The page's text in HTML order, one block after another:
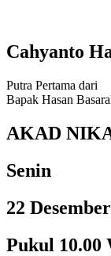
Cahyanto
Putra Pertama dari
Bapak Hasan
AKAD
Senin
22
Pukul 10.00